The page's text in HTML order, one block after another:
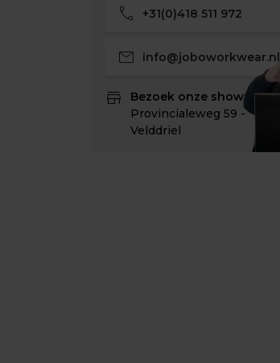
call +31(0)418 511 972
mail info@joboworkwear.nl
store
Bezoek onze showroom:
Provincialeweg 59 -
Velddriel